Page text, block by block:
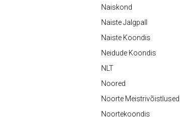
Naiskond
Naiste Jalgpall
Naiste Koondis
Neidude Koondis
NLT
Noored
Noorte Meistrivõistlused
Noortekoondis